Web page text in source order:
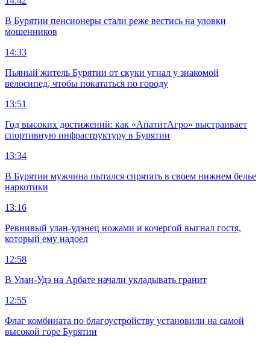
В Бурятии пенсионеры стали реже вестись на уловки
мошенников
14:33
Пьяный житель Бурятии от скуки угнал у знакомой
велосипед, чтобы покататься по городу
13:51
Год высоких достижений: как «АпатитАгро» выстраивает
спортивную инфраструктуру в Бурятии
13:34
В Бурятии мужчина пытался спрятать в своем нижнем белье
наркотики
13:16
Ревнивый улан-удэнец ножами и кочергой выгнал гостя,
который ему надоел
12:58
В Улан-Удэ на Арбате начали укладывать гранит
12:55
Флаг комбината по благоустройству установили на самой
высокой горе Бурятии